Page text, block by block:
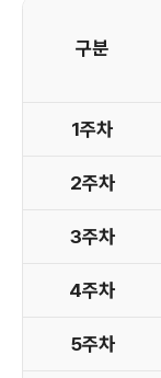
구분
1주차
2주차
3주차
4주차
5주차